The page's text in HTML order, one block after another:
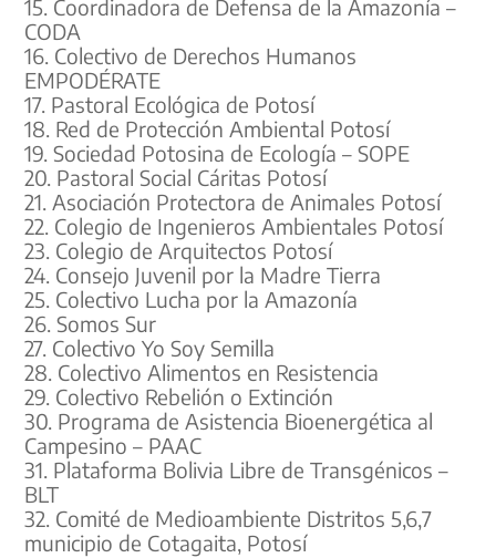
15. Coordinadora de Defensa de la Amazonía –
CODA
16. Colectivo de Derechos Humanos
EMPODÉRATE
17. Pastoral Ecológica de Potosí
18. Red de Protección Ambiental Potosí
19. Sociedad Potosina de Ecología – SOPE
20. Pastoral Social Cáritas Potosí
21. Asociación Protectora de Animales Potosí
22. Colegio de Ingenieros Ambientales Potosí
23. Colegio de Arquitectos Potosí
24. Consejo Juvenil por la Madre Tierra
25. Colectivo Lucha por la Amazonía
26. Somos Sur
27. Colectivo Yo Soy Semilla
28. Colectivo Alimentos en Resistencia
29. Colectivo Rebelión o Extinción
30. Programa de Asistencia Bioenergética al
Campesino – PAAC
31. Plataforma Bolivia Libre de Transgénicos –
BLT
32. Comité de Medioambiente Distritos 5,6,7
municipio de Cotagaita, Potosí